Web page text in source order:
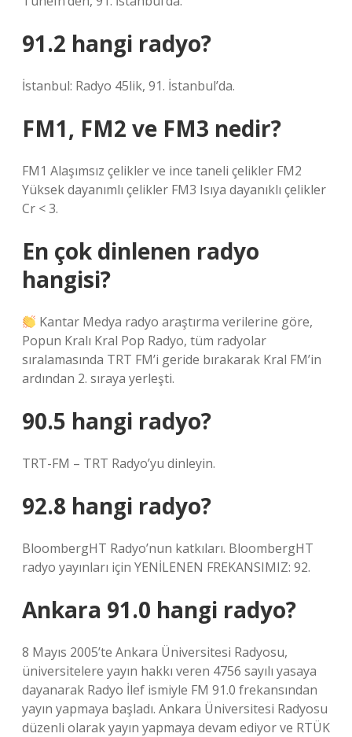
91.2 hangi radyo?
İstanbul: Radyo 45lik, 91. İstanbul’da.
FM1, FM2 ve FM3 nedir?
FM1 Alaşımsız çelikler ve ince taneli çelikler FM2
Yüksek dayanımlı çelikler FM3 Isıya dayanıklı çelikler
Cr < 3.
En çok dinlenen radyo
hangisi?
Kantar Medya radyo araştırma verilerine göre,
Popun Kralı Kral Pop Radyo, tüm radyolar
sıralamasında TRT FM’i geride bırakarak Kral FM’in
ardından 2. sıraya yerleşti.
90.5 hangi radyo?
TRT-FM – TRT Radyo’yu dinleyin.
92.8 hangi radyo?
BloombergHT Radyo’nun katkıları. BloombergHT
radyo yayınları için YENİLENEN FREKANSIMIZ: 92.
Ankara 91.0 hangi radyo?
8 Mayıs 2005’te Ankara Üniversitesi Radyosu,
üniversitelere yayın hakkı veren 4756 sayılı yasaya
dayanarak Radyo İlef ismiyle FM 91.0 frekansından
yayın yapmaya başladı. Ankara Üniversitesi Radyosu
düzenli olarak yayın yapmaya devam ediyor ve RTÜK